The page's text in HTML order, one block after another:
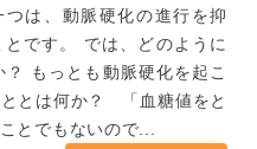
つは、動脈硬化の進行を抑
とです。 では、どのように
もっとも動脈硬化を起こ
とは何か？ 「血糖値をと
とでもないので...